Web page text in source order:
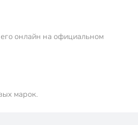
онлайн на официальном
марок.